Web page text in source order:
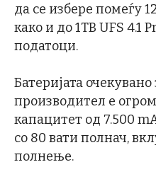
да се избере помеѓу
како и до 1TB UFS 4.1
податоци.
Батеријата
производител е
капацитет од 7.500
со 80 вати полнач,
полнење.